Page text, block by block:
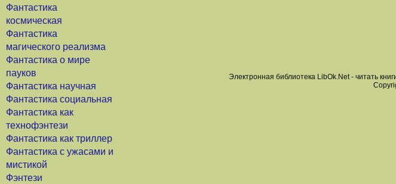
Фантастика
космическая
Фантастика
магического реализма
Фантастика о мире
пауков
Фантастика научная
Фантастика социальная
Фантастика как
технофэнтези
Фантастика как триллер
Фантастика с ужасами и
мистикой
Фэнтези
Электронная библиотека LibOk.Net - читать